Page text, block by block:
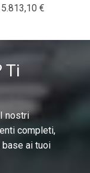
5.813,10 €
Ti
nostri
completi,
ai tuoi